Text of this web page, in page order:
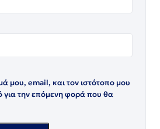
μου, email, και τον ιστότοπο μου
για την επόμενη φορά που θα